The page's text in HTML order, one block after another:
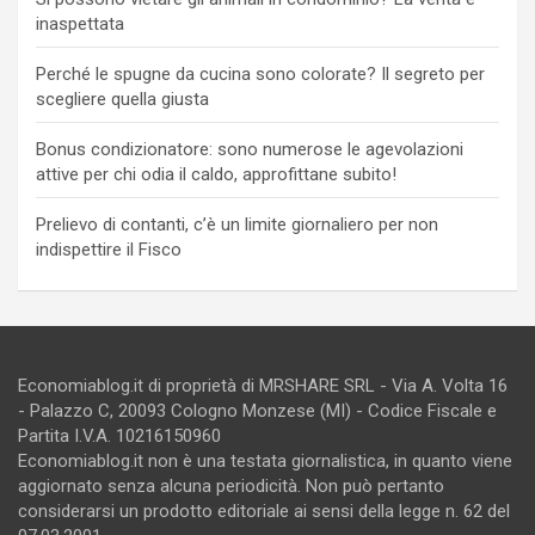
inaspettata
Perché le spugne da cucina sono colorate? Il segreto per
scegliere quella giusta
Bonus condizionatore: sono numerose le agevolazioni
attive per chi odia il caldo, approfittane subito!
Prelievo di contanti, c’è un limite giornaliero per non
indispettire il Fisco
Economiablog.it di proprietà di MRSHARE SRL - Via A. Volta 16
- Palazzo C, 20093 Cologno Monzese (MI) - Codice Fiscale e
Partita I.V.A. 10216150960
Economiablog.it non è una testata giornalistica, in quanto viene
aggiornato senza alcuna periodicità. Non può pertanto
considerarsi un prodotto editoriale ai sensi della legge n. 62 del